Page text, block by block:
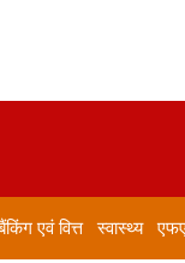
एवं वित्त स्वास्थ्य